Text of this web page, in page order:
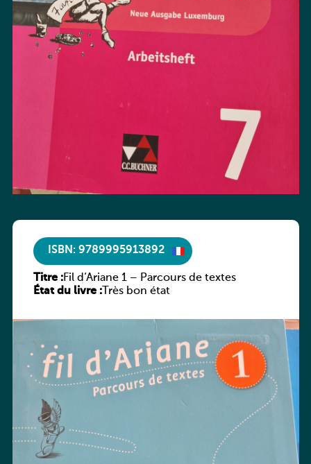
ISBN: 9789995913892
Titre :Fil d’Ariane 1 – Parcours de textes
État du livre :Très bon état